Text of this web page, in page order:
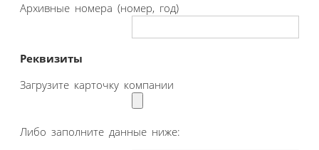
Архивные номера (номер, год)
Реквизиты
Загрузите карточку компании
Либо заполните данные ниже: